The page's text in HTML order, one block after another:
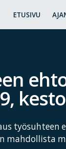
ETUSIVU
työsuhteen
mahdollista